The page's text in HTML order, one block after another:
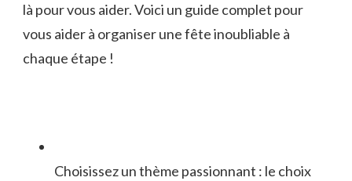
là pour⁣ vous aider. Voici un guide ⁤complet pour
vous aider à organiser​ une ‍fête inoubliable à
chaque étape !
Choisissez un thème passionnant : ‍le choix